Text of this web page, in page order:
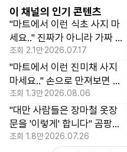
이 채널의 인기 콘텐츠
"마트에서 이런 식초 사지 마
세요.." 진짜가 아니라 가짜 식
초입니다
조회 2.1만2026.07.17
"마트에서 이런 진미채 사지
마세요.." 손으로 만져보면 압
니다
조회 1.3만2026.08.06
"대만 사람들은 장마철 옷장
문을 '이렇게' 합니다" 곰팡이
가 못 삽니다
조회 1.8만2026.07.26